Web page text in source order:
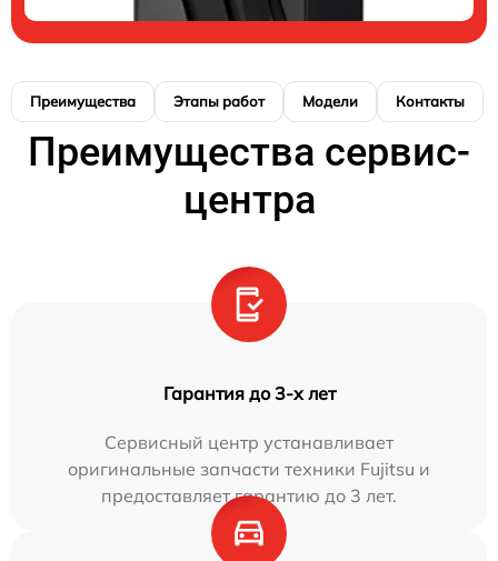
Преимущества Этапы работ Модели Контакты
Преимущества сервис-
центра
Гарантия до 3-х лет
Сервисный центр устанавливает
оригинальные запчасти техники Fujitsu и
предоставляет гарантию до 3 лет.